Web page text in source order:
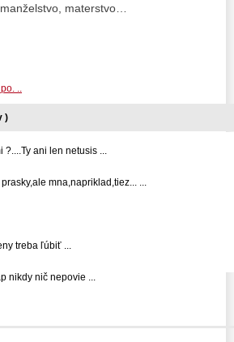
materstvo…
..
)
ani len netusis ...
mna,napriklad,tiez... ...
treba ľúbiť ...
nikdy nič nepovie ...